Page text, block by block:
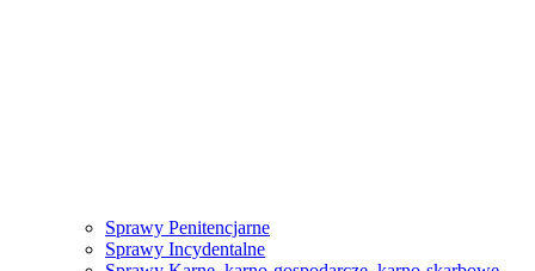
Sprawy Penitencjarne
Sprawy Incydentalne